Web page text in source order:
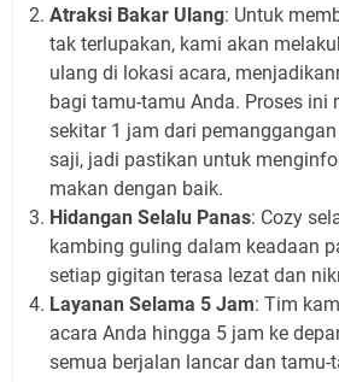
Atraksi Bakar Ulang: Untuk
tak terlupakan, kami akan
ulang di lokasi acara,
bagi tamu-tamu Anda. Proses ini
sekitar 1 jam dari
saji, jadi pastikan untuk
makan dengan baik.
Hidangan Selalu Panas: Cozy
kambing guling dalam keadaan
setiap gigitan terasa lezat dan
Layanan Selama 5 Jam: Tim
acara Anda hingga 5 jam ke
semua berjalan lancar dan tamu-